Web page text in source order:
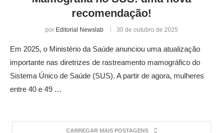
recomendação!
por Editorial Newslab 30 de outubro de 2025
Em 2025, o Ministério da Saúde anunciou uma atualização
importante nas diretrizes de rastreamento mamográfico do
Sistema Único de Saúde (SUS). A partir de agora, mulheres
entre 40 e 49 …
CARREGAR MAIS POSTAGENS